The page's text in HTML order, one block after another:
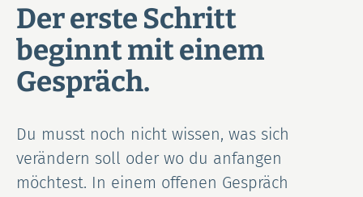
Der erste Schritt
beginnt mit einem
Gespräch.
Du musst noch nicht wissen, was sich
verändern soll oder wo du anfangen
möchtest. In einem offenen Gespräch